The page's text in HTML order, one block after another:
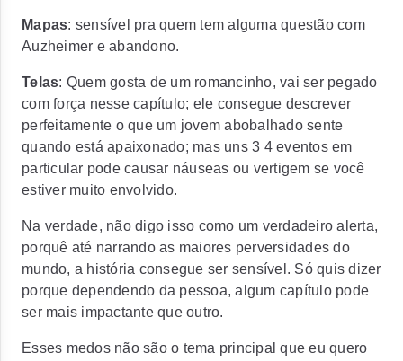
Mapas: sensível pra quem tem alguma questão com
Auzheimer e abandono.
Telas: Quem gosta de um romancinho, vai ser pegado
com força nesse capítulo; ele consegue descrever
perfeitamente o que um jovem abobalhado sente
quando está apaixonado; mas uns 3 4 eventos em
particular pode causar náuseas ou vertigem se você
estiver muito envolvido.
Na verdade, não digo isso como um verdadeiro alerta,
porquê até narrando as maiores perversidades do
mundo, a história consegue ser sensível. Só quis dizer
porque dependendo da pessoa, algum capítulo pode
ser mais impactante que outro.
Esses medos não são o tema principal que eu quero